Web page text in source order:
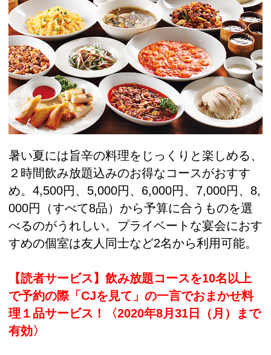
暑い夏には旨辛の料理をじっくりと楽しめる、
２時間飲み放題込みのお得なコースがおすす
め。4,500円、5,000円、6,000円、7,000円、8,
000円（すべて8品）から予算に合うものを選
べるのがうれしい。プライベートな宴会におす
すめの個室は友人同士など2名から利用可能。
【読者サービス】飲み放題コースを10名以上
で予約の際「CJを見て」の一言でおまかせ料
理１品サービス！〈2020年8月31日（月）まで
有効〉